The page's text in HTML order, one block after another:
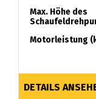
Max. Höhe des
Motorleistung
DETAILS